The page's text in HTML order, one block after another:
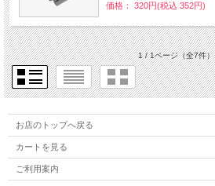
価格： 320円(税込 352円)
1 / 1ページ（全7件）
お店のトップへ戻る
カートを見る
ご利用案内